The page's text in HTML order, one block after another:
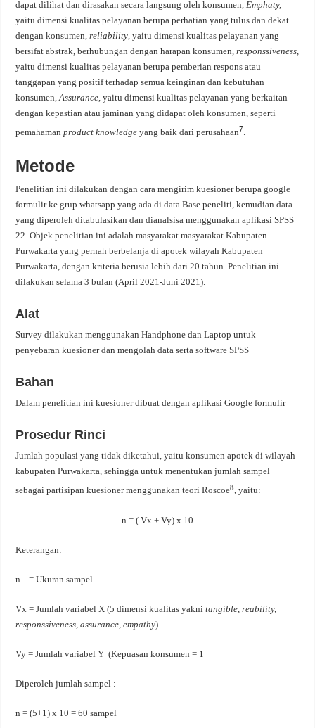
dapat dilihat dan dirasakan secara langsung oleh konsumen,Emphaty,
yaitu dimensi kualitas pelayanan berupa perhatian yang tulus dan dekat
dengan konsumen,reliability, yaitu dimensi kualitas pelayanan yang
bersifat abstrak, berhubungan dengan harapan konsumen,responssiveness,
yaitu dimensi kualitas pelayanan berupa pemberian respons atau
tanggapan yang positif terhadap semua keinginan dan kebutuhan
konsumen,Assurance, yaitu dimensi kualitas pelayanan yang berkaitan
dengan kepastian atau jaminan yang didapat oleh konsumen, seperti
pemahamanproduct knowledge yang baik dari perusahaan7.
Metode
Penelitian ini dilakukan dengan cara mengirim kuesioner berupa google
formulir ke grup whatsapp yang ada di data Base peneliti, kemudian data
yang diperoleh ditabulasikan dan dianalsisa menggunakan aplikasi SPSS
22. Objek penelitian ini adalah masyarakat masyarakat Kabupaten
Purwakarta yang pernah berbelanja di apotek wilayah Kabupaten
Purwakarta, dengan kriteria berusia lebih dari 20 tahun. Penelitian ini
dilakukan selama 3 bulan (April 2021-Juni 2021).
Alat
Survey dilakukan menggunakan Handphone dan Laptop untuk
penyebaran kuesioner dan mengolah data serta software SPSS
Bahan
Dalam penelitian ini kuesioner dibuat dengan aplikasi Google formulir
Prosedur Rinci
Jumlah populasi yang tidak diketahui, yaitu konsumen apotek di wilayah
kabupaten Purwakarta, sehingga untuk menentukan jumlah sampel
sebagai partisipan kuesioner menggunakan teori Roscoe8, yaitu:
n = ( Vx + Vy) x 10
Keterangan:
n = Ukuran sampel
Vx = Jumlah variabel X (5 dimensi kualitas yaknitangible, reability,
responssiveness, assurance, empathy)
Vy = Jumlah variabel Y (Kepuasan konsumen = 1
Diperoleh jumlah sampel :
n = (5+1) x 10 = 60 sampel